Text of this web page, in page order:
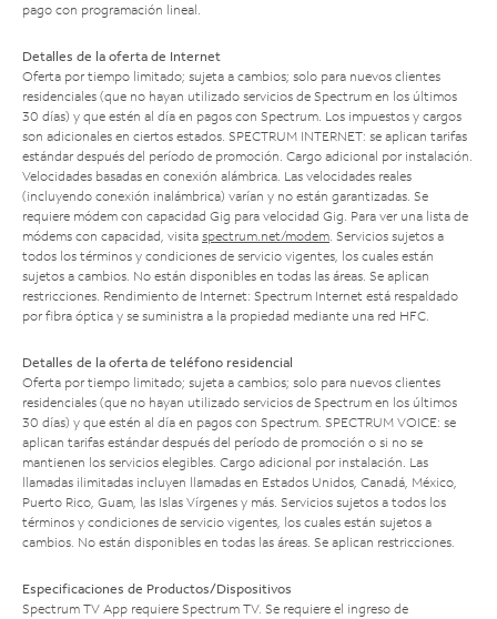
pago con programación lineal.
Detalles de la oferta de Internet
Oferta por tiempo limitado; sujeta a cambios; solo para nuevos clientes
residenciales (que no hayan utilizado servicios de Spectrum en los últimos
30 días) y que estén al día en pagos con Spectrum. Los impuestos y cargos
son adicionales en ciertos estados. SPECTRUM INTERNET: se aplican tarifas
estándar después del período de promoción. Cargo adicional por instalación.
Velocidades basadas en conexión alámbrica. Las velocidades reales
(incluyendo conexión inalámbrica) varían y no están garantizadas. Se
requiere módem con capacidad Gig para velocidad Gig. Para ver una lista de
módems con capacidad, visita spectrum.net/modem. Servicios sujetos a
todos los términos y condiciones de servicio vigentes, los cuales están
sujetos a cambios. No están disponibles en todas las áreas. Se aplican
restricciones. Rendimiento de Internet: Spectrum Internet está respaldado
por fibra óptica y se suministra a la propiedad mediante una red HFC.
Detalles de la oferta de teléfono residencial
Oferta por tiempo limitado; sujeta a cambios; solo para nuevos clientes
residenciales (que no hayan utilizado servicios de Spectrum en los últimos
30 días) y que estén al día en pagos con Spectrum. SPECTRUM VOICE: se
aplican tarifas estándar después del período de promoción o si no se
mantienen los servicios elegibles. Cargo adicional por instalación. Las
llamadas ilimitadas incluyen llamadas en Estados Unidos, Canadá, México,
Puerto Rico, Guam, las Islas Vírgenes y más. Servicios sujetos a todos los
términos y condiciones de servicio vigentes, los cuales están sujetos a
cambios. No están disponibles en todas las áreas. Se aplican restricciones.
Especificaciones de Productos/Dispositivos
Spectrum TV App requiere Spectrum TV. Se requiere el ingreso de